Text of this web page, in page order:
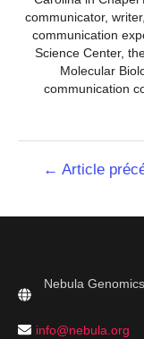
communicator,
communication
Science Center,
Molecular
communication
Navigation
← Article
Nebula
info@nebula.org